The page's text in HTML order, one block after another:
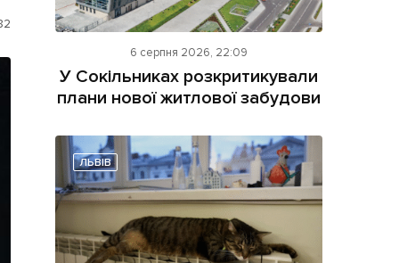
на сайті
6 серпня 2026, 22:09
У Сокільниках розкритикували
плани нової житлової забудови
ЛЬВІВ